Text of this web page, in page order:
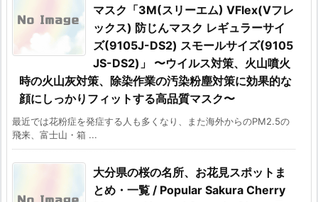
マスク「3M(スリーエム) VFlex(Vフレ
ックス) 防じんマスク レギュラーサイ
ズ(9105J-DS2) スモールサイズ(9105
JS-DS2)」 〜ウイルス対策、火山噴火
時の火山灰対策、除染作業の汚染粉塵対策に効果的な
顔にしっかりフィットする高品質マスク〜
最近では花粉症を発症する人も多くなり、また海外からのPM2.5の
飛来、富士山・箱 ...
大分県の桜の名所、お花見スポットま
とめ・一覧 / Popular Sakura Cherry